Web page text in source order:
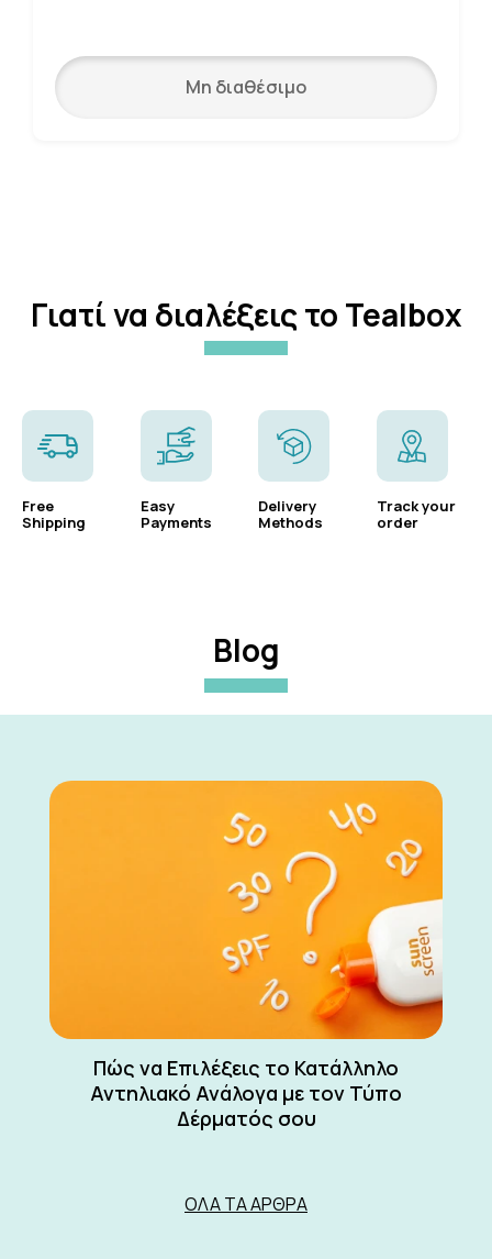
Μη διαθέσιμο
Γιατί να διαλέξεις το Tealbox
Free
Shipping
Easy
Payments
Delivery
Methods
Track your
order
Blog
Πώς να Επιλέξεις το Κατάλληλο
Αντηλιακό Ανάλογα με τον Τύπο
Δέρματός σου
ΌΛΑ ΤΑ ΆΡΘΡΑ